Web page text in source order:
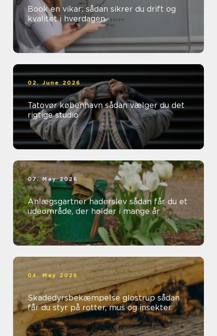
Book en vikar: sådan sikrer du drift og
kvalitet i hverdagen
02. June 2026
Tatovør københavn sådan vælger du det
rigtige studio
07. May 2026
Anlægsgartner haderslev sådan får du et
udeområde, der holder i mange år
04. May 2026
Skadedyrsbekæmpelse glostrup sådan
får du styr på rotter, mus og insekter